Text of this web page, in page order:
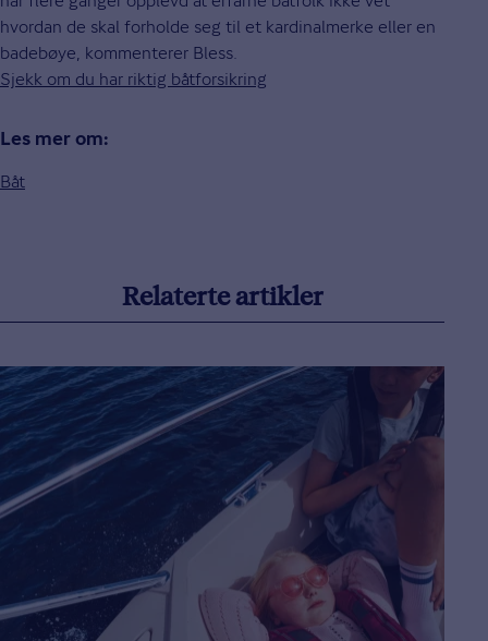
hvordan de skal forholde seg til et kardinalmerke eller en
badebøye, kommenterer Bless.
Sjekk om du har riktig båtforsikring
Les mer om:
Båt
Relaterte artikler